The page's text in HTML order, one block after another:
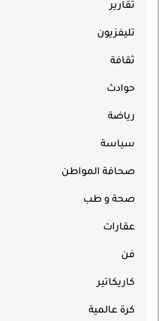
تقارير
تليفزيون
ثقافة
حوادث
رياضة
سياسة
صحافة المواطن
صحة و طب
عقارات
فن
كاريكاتير
كرة عالمية